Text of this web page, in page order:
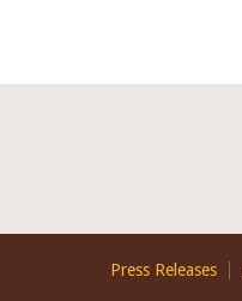
Footer
EN
Press Releases